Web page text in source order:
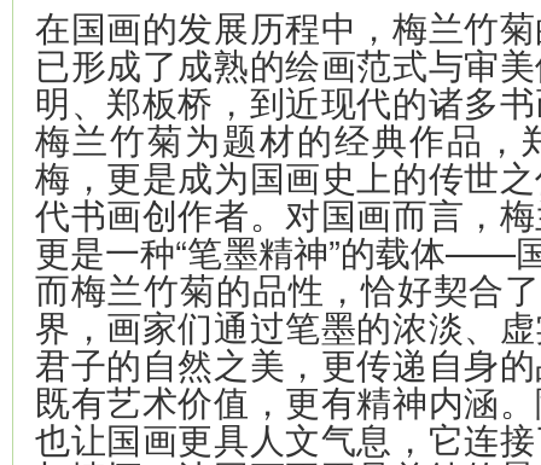
在国画的发展历程中，梅兰竹
已形成了成熟的绘画范式与审
明、郑板桥，到近现代的诸多
梅兰竹菊为题材的经典作品，
梅，更是成为国画史上的传世
代书画创作者。对国画而言，
更是一种“笔墨精神”的载体——
而梅兰竹菊的品性，恰好契合
界，画家们通过笔墨的浓淡、
君子的自然之美，更传递自身
既有艺术价值，更有精神内涵
也让国画更具人文气息，它连